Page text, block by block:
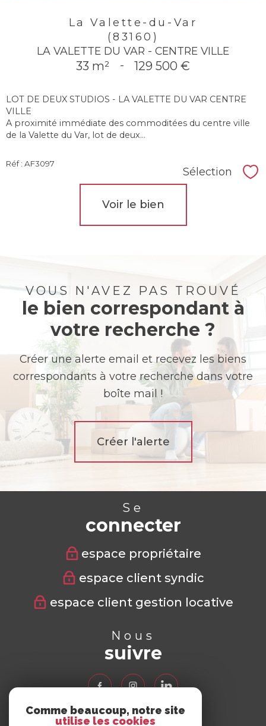
La Valette-du-Var
(83160)
LA VALETTE DU VAR - CENTRE VILLE
33 m² - 129 500 €
LOT DE DEUX STUDIOS - LA VALETTE DU VAR CENTRE
VILLE
A proximité immédiate des commoditées du centre ville
de la Valette du Var, lot de deux...
Réf : AF3097
Sélection
Voir le bien
VOUS N'AVEZ PAS TROUVÉ
le bien correspondant à
votre recherche ?
Créer une alerte email et recevez les biens
correspondants à votre recherche dans votre
boîte mail !
Créer l'alerte
Se
connecter
espace propriétaire
espace client syndic
espace client gestion locative
Nous
suivre
Comme beaucoup, notre site
utilise les cookies